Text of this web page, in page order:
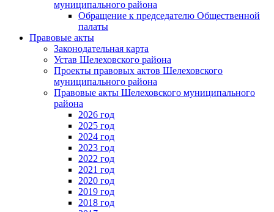
муниципального района
Обращение к председателю Общественной
палаты
Правовые акты
Законодательная карта
Устав Шелеховского района
Проекты правовых актов Шелеховского
муниципального района
Правовые акты Шелеховского муниципального
района
2026 год
2025 год
2024 год
2023 год
2022 год
2021 год
2020 год
2019 год
2018 год